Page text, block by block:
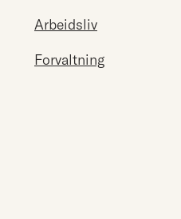
Arbeidsliv
Forvaltning